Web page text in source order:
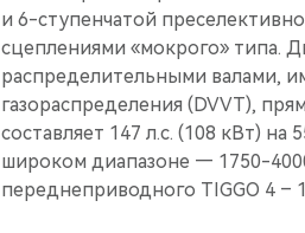
и 6-ступенчатой
сцеплениями «мокрого» типа.
распределительными валами,
газораспределения (DVVT),
составляет 147 л.с. (108 кВт)
широком диапазоне — 1750-
переднеприводного TIGGO 4 –